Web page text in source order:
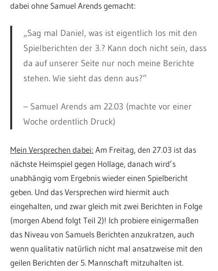
dabei ohne Samuel Arends gemacht:
„Sag mal Daniel, was ist eigentlich los mit den
Spielberichten der 3.? Kann doch nicht sein, dass
da auf unserer Seite nur noch meine Berichte
stehen. Wie sieht das denn aus?“
– Samuel Arends am 22.03 (machte vor einer
Woche ordentlich Druck)
Mein Versprechen dabei: Am Freitag, den 27.03 ist das
nächste Heimspiel gegen Hollage, danach wird’s
unabhängig vom Ergebnis wieder einen Spielbericht
geben. Und das Versprechen wird hiermit auch
eingehalten, und zwar gleich mit zwei Berichten in Folge
(morgen Abend folgt Teil 2)! Ich probiere einigermaßen
das Niveau von Samuels Berichten anzukratzen, auch
wenn qualitativ natürlich nicht mal ansatzweise mit den
geilen Berichten der 5. Mannschaft mitzuhalten ist.